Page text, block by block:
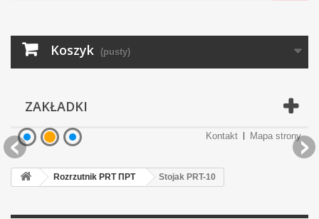
Koszyk (pusty)
ZAKŁADKI
Kontakt Mapa strony
Podgrzewacze płynu
Części brony BDT
Oświetlenie LED
Podgrzewacze płynu
Części brony BDT
Rozrzutnik PRT ПРТ Stojak PRT-10